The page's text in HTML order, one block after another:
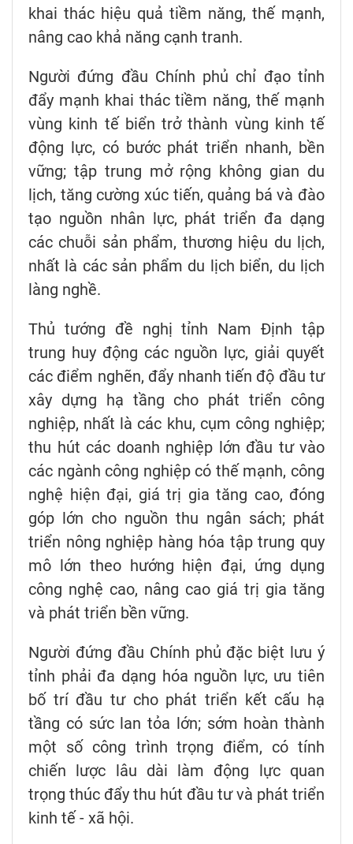
khai thác hiệu quả tiềm năng, thế mạnh,
nâng cao khả năng cạnh tranh.
Người đứng đầu Chính phủ chỉ đạo tỉnh
đẩy mạnh khai thác tiềm năng, thế mạnh
vùng kinh tế biển trở thành vùng kinh tế
động lực, có bước phát triển nhanh, bền
vững; tập trung mở rộng không gian du
lịch, tăng cường xúc tiến, quảng bá và đào
tạo nguồn nhân lực, phát triển đa dạng
các chuỗi sản phẩm, thương hiệu du lịch,
nhất là các sản phẩm du lịch biển, du lịch
làng nghề.
Thủ tướng đề nghị tỉnh Nam Định tập
trung huy động các nguồn lực, giải quyết
các điểm nghẽn, đẩy nhanh tiến độ đầu tư
xây dựng hạ tầng cho phát triển công
nghiệp, nhất là các khu, cụm công nghiệp;
thu hút các doanh nghiệp lớn đầu tư vào
các ngành công nghiệp có thế mạnh, công
nghệ hiện đại, giá trị gia tăng cao, đóng
góp lớn cho nguồn thu ngân sách; phát
triển nông nghiệp hàng hóa tập trung quy
mô lớn theo hướng hiện đại, ứng dụng
công nghệ cao, nâng cao giá trị gia tăng
và phát triển bền vững.
Người đứng đầu Chính phủ đặc biệt lưu ý
tỉnh phải đa dạng hóa nguồn lực, ưu tiên
bố trí đầu tư cho phát triển kết cấu hạ
tầng có sức lan tỏa lớn; sớm hoàn thành
một số công trình trọng điểm, có tính
chiến lược lâu dài làm động lực quan
trọng thúc đẩy thu hút đầu tư và phát triển
kinh tế - xã hội.